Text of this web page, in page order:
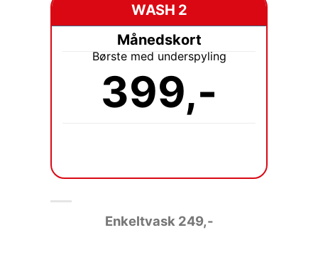
WASH 2
Månedskort
Børste med underspyling
399,-
Enkeltvask 249,-